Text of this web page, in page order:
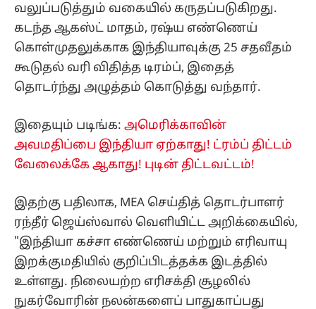
வலுப்படுத்தும் வகையில் கருதப்படுகிறது.
கடந்த ஆகஸ்ட் மாதம், ரஷ்ய எண்ணெய்
கொள்முதலுக்காக இந்தியாவுக்கு 25 சதவீதம்
கூடுதல் வரி விதித்த டிரம்ப், இதைத்
தொடர்ந்து அழுத்தம் கொடுத்து வந்தார்.
இதையும் படிங்க: அமெரிக்காவின்
அவமதிப்பை இந்தியா ஏற்காது! ட்ரம்ப் திட்டம்
வேலைக்கே ஆகாது! புடின் திட்டவட்டம்!
இதற்கு பதிலாக, MEA செய்தித் தொடர்பாளர்
ரந்தீர் ஜெய்ஸ்வால் வெளியிட்ட அறிக்கையில்,
"இந்தியா கச்சா எண்ணெய் மற்றும் எரிவாயு
இறக்குமதியில் குறிப்பிடத்தக்க இடத்தில்
உள்ளது. நிலையற்ற எரிசக்தி சூழலில்
நுகர்வோரின் நலன்களைப் பாதுகாப்பது